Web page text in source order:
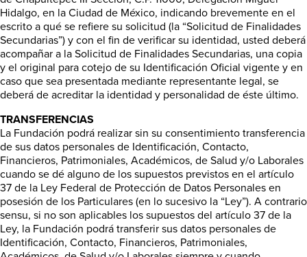
Hidalgo, en la Ciudad de México, indicando brevemente en el
escrito a qué se refiere su solicitud (la “Solicitud de Finalidades
Secundarias”) y con el fin de verificar su identidad, usted deberá
acompañar a la Solicitud de Finalidades Secundarias, una copia
y el original para cotejo de su Identificación Oficial vigente y en
caso que sea presentada mediante representante legal, se
deberá de acreditar la identidad y personalidad de éste último.
TRANSFERENCIAS
La Fundación podrá realizar sin su consentimiento transferencia
de sus datos personales de Identificación, Contacto,
Financieros, Patrimoniales, Académicos, de Salud y/o Laborales
cuando se dé alguno de los supuestos previstos en el artículo
37 de la Ley Federal de Protección de Datos Personales en
posesión de los Particulares (en lo sucesivo la “Ley”). A contrario
sensu, si no son aplicables los supuestos del artículo 37 de la
Ley, la Fundación podrá transferir sus datos personales de
Identificación, Contacto, Financieros, Patrimoniales,